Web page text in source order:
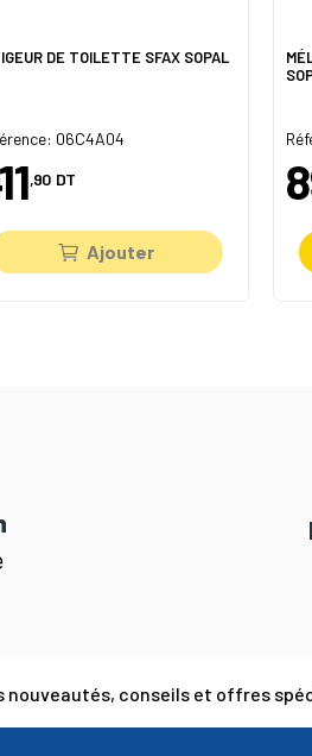
DE TOILETTE SFAX SOPAL
06C4A04
,90 DT
Ajouter
nouveautés, conseils et offres